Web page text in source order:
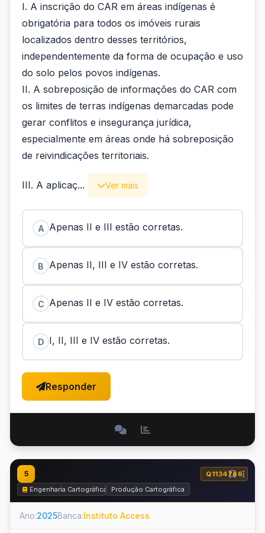
I. A inscrição do CAR em áreas indígenas é
obrigatória para todos os imóveis rurais
localizados dentro desses territórios,
independentemente da forma de ocupação e uso
do solo pelos povos indígenas.
II. A sobreposição de informações do CAR com
os limites de terras indígenas demarcadas pode
gerar conflitos e insegurança jurídica,
especialmente em áreas onde há sobreposição
de reivindicações territoriais.
III. A aplicaç... Ver mais
A Apenas II e III estão corretas.
B Apenas II, III e IV estão corretas.
C Apenas II e IV estão corretas.
D I, II, III e IV estão corretas.
Responder
5
Q1134766
Engenharia Cartográfica
Produção Cartográfica
Ano:2025Banca:Instituto Access